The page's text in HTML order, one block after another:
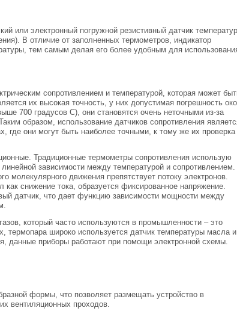
или электронный погружной резистивный датчик
В отличие от заполненных термометров, индикатор
тем самым делая его более удобным для
сопротивлением и температурой, которая может
их высокая точность, у них допустимая погрешность
700 градусов С), они становятся очень неточными из-за
образом, использование датчиков сопротивления
где они могут быть наиболее точными, к тому же их проверка
Традиционные термометры сопротивления использую
зависимости между температурой и сопротивлением.
молекулярного движения препятствует потоку электронов.
снижение тока, образуется фиксированное напряжение.
датчик, что дает функцию зависимости мощности между
который часто используются в промышленности – это
термопара широко используется датчик температуры масла и
данные приборы работают при помощи электронной схемы.
формы, что позволяет размещать устройство в
вентиляционных проходов.